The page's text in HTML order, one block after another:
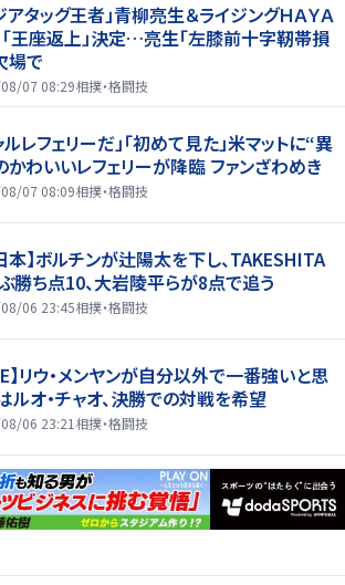
アタッグ王者」青柳亮生＆ライジングＨＡＹＡ
「王座返上」決定…亮生「左膝前十字靭帯損
場で
07 08:29相撲・格闘技
ルレフェリーだ」「初めて見た」米マットに“異
かわいいレフェリーが降臨 ファンざわめき
07 08:09相撲・格闘技
本】ボルチンが辻陽太を下し、TAKESHITA
勝ち点10、大岩陵平らが8点で追う
06 23:45相撲・格闘技
】リウ・メンヤンが自分以外で一番強いと思
ルオ・チャオ、決勝での対戦を希望
06 23:21 相撲・格闘技